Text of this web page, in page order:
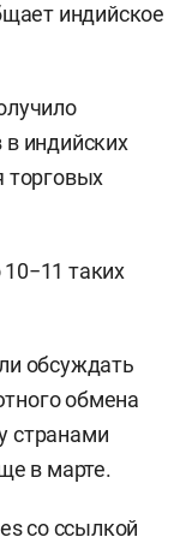
индийское
индийских
торговых
таких
обсуждать
обмена
странами
в марте.
со ссылкой